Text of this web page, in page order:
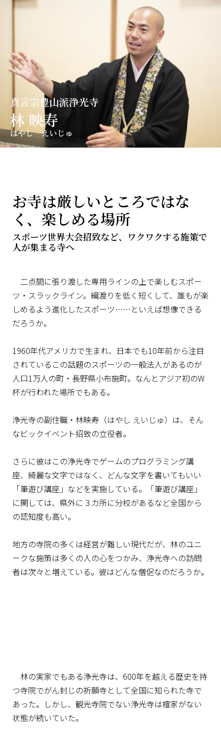
真言宗豊山派浄光寺
林 映寿
はやし えいじゅ
お寺は厳しいところではな
く、楽しめる場所
スポーツ世界大会招致など、ワクワクする施策で
人が集まる寺へ
二点間に張り渡した専用ラインの上で楽しむスポー
ツ・スラックライン。綱渡りを低く短くして、誰もが楽
しめるよう進化したスポーツ……といえば想像できる
だろうか。
1960年代アメリカで生まれ、日本でも10年前から注目
されているこの話題のスポーツの一般法人があるのが
人口1万人の町・長野県小布施町。なんとアジア初のW
杯が行われた場所でもある。
浄光寺の副住職・林映寿（はやし えいじゅ）は、そん
なビックイベント招致の立役者。
さらに彼はこの浄光寺でゲームのプログラミング講
座、綺麗な文字ではなく、どんな文字を書いてもいい
「筆遊び講座」などを実施している。「筆遊び講座」
に関しては、県外に３カ所に分校があるなど全国から
の認知度も高い。
地方の寺院の多くは経営が難しい現代だが、林のユニ
ークな施策は多くの人の心をつかみ、浄光寺への訪問
者は次々と増えている。彼はどんな僧侶なのだろうか。
林の実家でもある浄光寺は、600年を越える歴史を持
つ寺院でがん封じの祈願寺として全国に知られた寺で
あった。しかし、観光寺院でない浄光寺は檀家がない
状態が続いていた。